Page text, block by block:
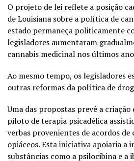
O projeto de lei reflete a posição
de Louisiana sobre a política de
estado permaneça politicamente
legisladores aumentaram
cannabis medicinal nos últimos
Ao mesmo tempo, os legisladores
outras reformas da política de
Uma das propostas prevê a
piloto de terapia psicadélica
verbas provenientes de acordos de
opiáceos. Esta iniciativa apoiaria a
substâncias como a psilocibina e a